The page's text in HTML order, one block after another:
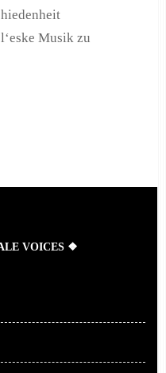
Musik zu
VOICES ❖